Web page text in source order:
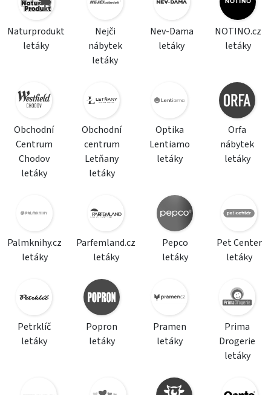
Naturprodukt
letáky
Nejči
nábytek
letáky
Nev-Dama
letáky
NOTINO.cz
letáky
Obchodní
Centrum
Chodov
letáky
Obchodní
centrum
Letňany
letáky
Optika
Lentiamo
letáky
Orfa
nábytek
letáky
Palmknihy.cz
letáky
Parfemland.cz
letáky
Pepco
letáky
Pet Center
letáky
Petrklíč
letáky
Popron
letáky
Pramen
letáky
Prima
Drogerie
letáky